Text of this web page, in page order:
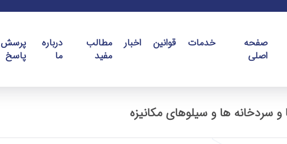
صفحه
اصلی
خدمات قوانین اخبار
مطالب
مفید
درباره
ما
پرسش
پاسخ
و سردخانه ها و سیلوهای مکانیزه